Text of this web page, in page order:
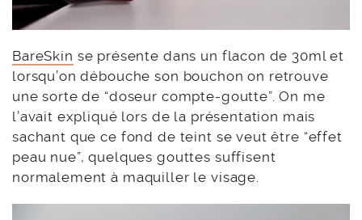
BareSkin se présente dans un flacon de 30ml et
lorsqu’on débouche son bouchon on retrouve
une sorte de “doseur compte-goutte”. On me
l’avait expliqué lors de la présentation mais
sachant que ce fond de teint se veut être “effet
peau nue”, quelques gouttes suffisent
normalement à maquiller le visage.